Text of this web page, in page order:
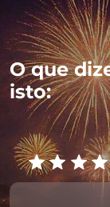
O que
isto: